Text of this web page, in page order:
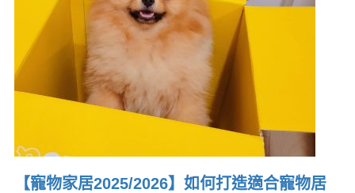
【寵物家居2025/2026】如何打造適合寵物居